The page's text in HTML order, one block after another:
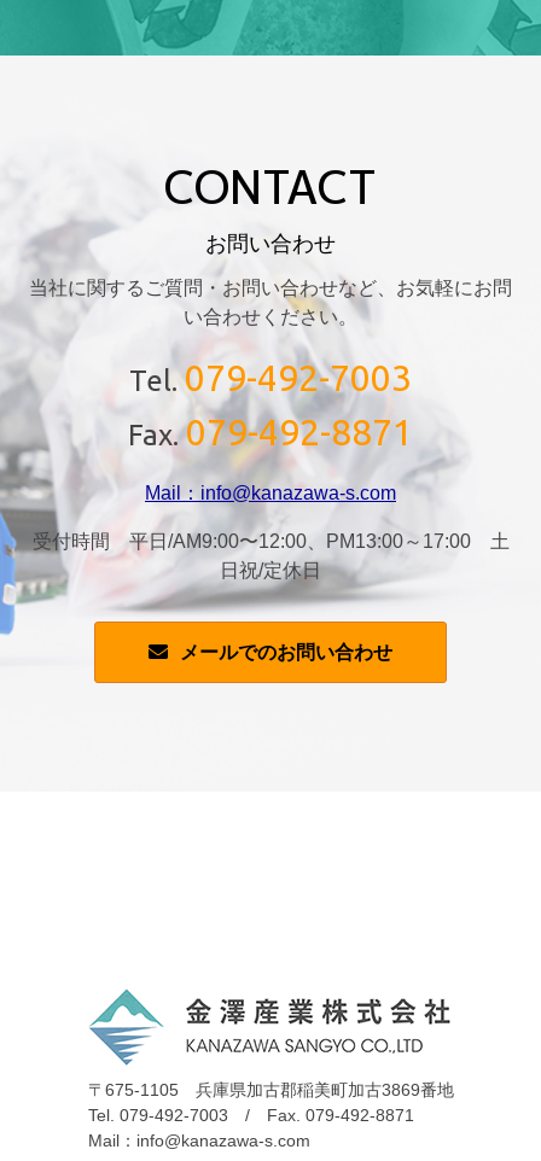
CONTACT
お問い合わせ
当社に関するご質問・お問い合わせなど、お気軽にお問
い合わせください。
Tel.079-492-7003
Fax.079-492-8871
Mail：info@kanazawa-s.com
受付時間 平日/AM9:00〜12:00、PM13:00～17:00 土
日祝/定休日
メールでのお問い合わせ
〒675-1105 兵庫県加古郡稲美町加古3869番地
Tel. 079-492-7003 / Fax. 079-492-8871
Mail：info@kanazawa-s.com